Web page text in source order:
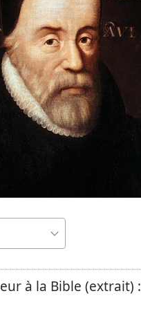
à la Bible (extrait) :